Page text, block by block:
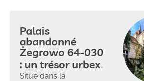
Palais
abandonné
Żegrowo 64-030
: un trésor urbex
Situé dans la